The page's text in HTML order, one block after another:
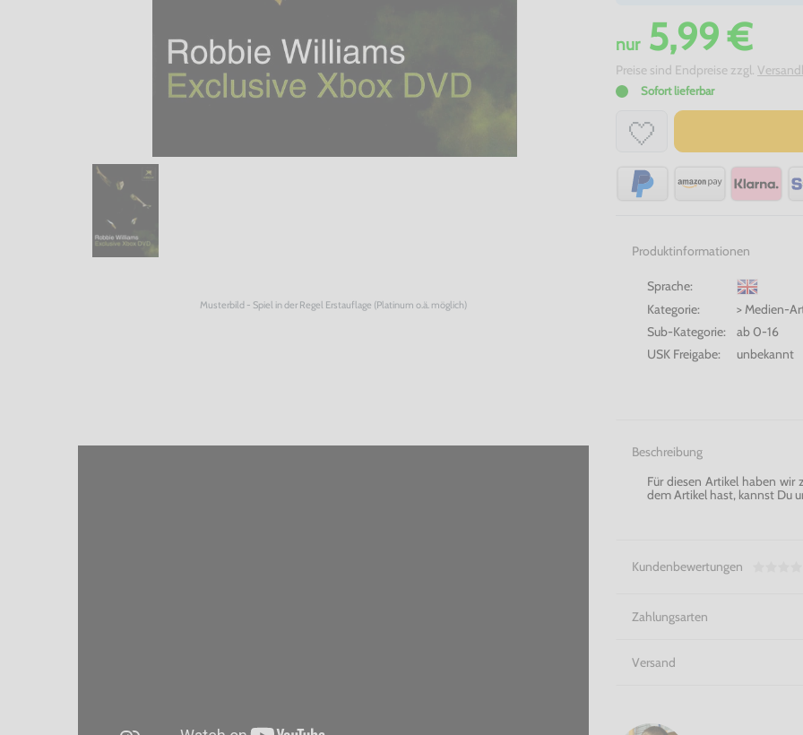
Musterbild - Spiel in der Regel Erstauflage (Platinum o.ä. möglich)
nur5,99 €
Preise sind Endpreise zzgl.
Sofort lieferbar
Produktinformationen
Sprache:
Kategorie:
> Medien-
Sub-Kategorie:
ab 0-16
USK Freigabe:
unbekannt
Beschreibung
Für diesen Artikel haben wir
dem Artikel hast, kannst Du
Kundenbewertungen
Zahlungsarten
Versand